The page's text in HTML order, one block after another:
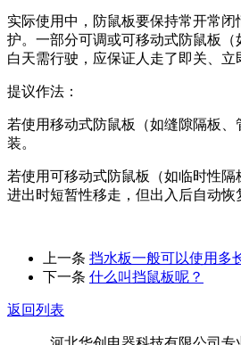
实际使用中，防鼠板要保持常开常
护。一部分可调或可移动式防鼠板
白天需行驶，应保证人走了即关、立
提议作法：
若使用移动式防鼠板（如缝隙隔板、
装。
若使用可移动式防鼠板（如临时性
进出时短暂性移走，但出入后自动恢
上一条 挡水板一般可以使用多
下一条 什么叫挡鼠板呢？
返回列表